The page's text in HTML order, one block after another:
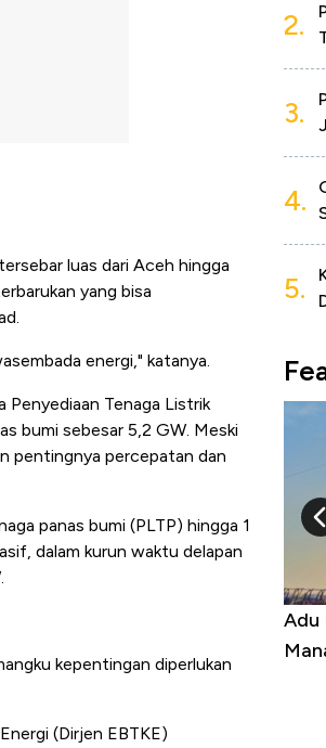
luas dari Aceh hingga
yang bisa
energi," katanya.
Penyediaan Tenaga Listrik
bumi sebesar 5,2 GW. Meski
pentingnya percepatan dan
panas bumi (PLTP) hingga 1
dalam kurun waktu delapan
kepentingan diperlukan
(Dirjen EBTKE)
2.
3.
4.
5.
Adu